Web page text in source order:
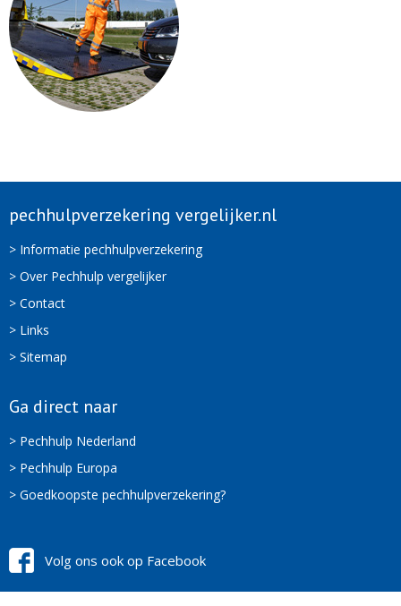
pechhulpverzekering vergelijker.nl
> Informatie pechhulpverzekering
> Over Pechhulp vergelijker
> Contact
> Links
> Sitemap
Ga direct naar
> Pechhulp Nederland
> Pechhulp Europa
> Goedkoopste pechhulpverzekering?
Volg ons ook op Facebook